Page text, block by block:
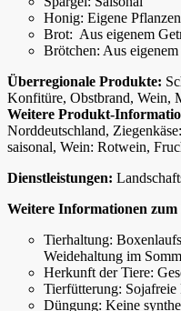
Honig: Eigene
Brot: Aus eigenem
Brötchen: Aus
Überregionale Produkte:
Konfitüre, Obstbrand, Wein,
Weitere Produkt-
Norddeutschland,
saisonal, Wein: Rotwein,
Dienstleistungen:
Weitere Informationen zum
Tierhaltung:
Weidehaltung im
Herkunft der Tiere:
Tierfütterung:
Düngung: Keine